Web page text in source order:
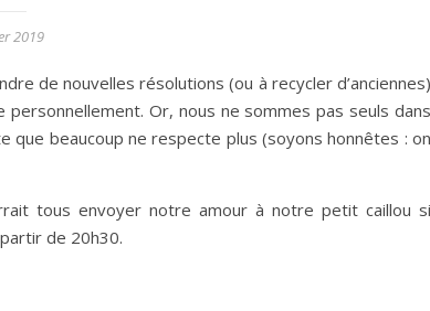
2019
de nouvelles résolutions (ou à recycler d’anciennes)
Or, nous ne sommes pas seuls dans
que beaucoup ne respecte plus (soyons honnêtes : on
tous envoyer notre amour à notre petit caillou si
de 20h30.